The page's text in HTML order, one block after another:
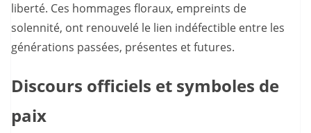
liberté. Ces hommages floraux, empreints de
solennité, ont renouvelé le lien indéfectible entre les
générations passées, présentes et futures.
Discours officiels et symboles de
paix